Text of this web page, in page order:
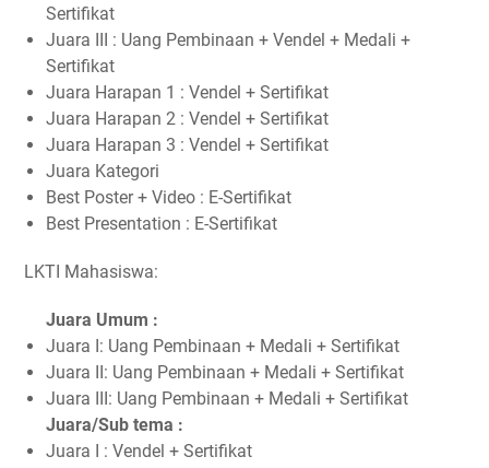
Sertifikat
Juara III : Uang Pembinaan + Vendel + Medali +
Sertifikat
Juara Harapan 1 : Vendel + Sertifikat
Juara Harapan 2 : Vendel + Sertifikat
Juara Harapan 3 : Vendel + Sertifikat
Juara Kategori
Best Poster + Video : E-Sertifikat
Best Presentation : E-Sertifikat
LKTI Mahasiswa:
Juara Umum :
Juara I: Uang Pembinaan + Medali + Sertifikat
Juara II: Uang Pembinaan + Medali + Sertifikat
Juara III: Uang Pembinaan + Medali + Sertifikat
Juara/Sub tema :
Juara I : Vendel + Sertifikat